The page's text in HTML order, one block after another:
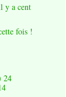
y a cent
fois !
24